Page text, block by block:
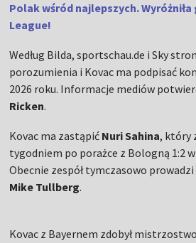
Polak wśród najlepszych.
League!
Według Bilda, sportschau.de i Sky
porozumienia i Kovac ma podpisać
2026 roku. Informacje mediów
Ricken.
Kovac ma zastąpić Nuri Sahina, który
tygodniem po porażce z Bologną 1:2
Obecnie zespół tymczasowo
Mike Tullberg.
Kovac z Bayernem zdobył